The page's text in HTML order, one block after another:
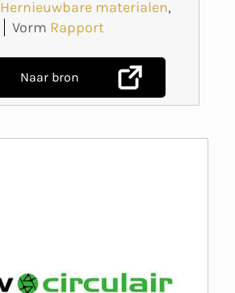
Hernieuwbare materialen,
Vorm Rapport
Naar bron